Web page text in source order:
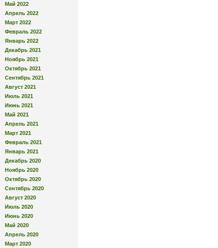
Май 2022
Апрель 2022
Март 2022
Февраль 2022
Январь 2022
Декабрь 2021
Ноябрь 2021
Октябрь 2021
Сентябрь 2021
Август 2021
Июль 2021
Июнь 2021
Май 2021
Апрель 2021
Март 2021
Февраль 2021
Январь 2021
Декабрь 2020
Ноябрь 2020
Октябрь 2020
Сентябрь 2020
Август 2020
Июль 2020
Июнь 2020
Май 2020
Апрель 2020
Март 2020